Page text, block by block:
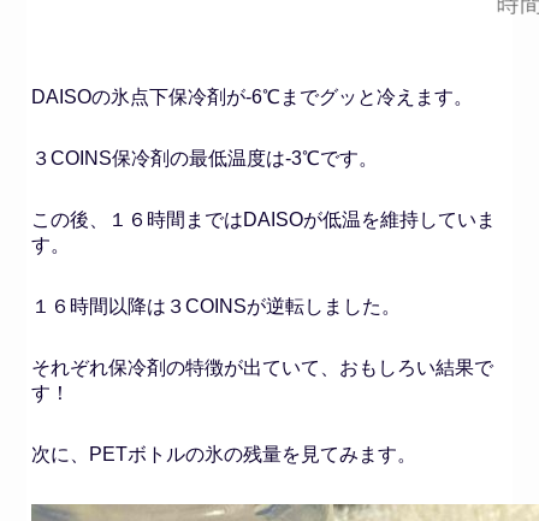
DAISOの氷点下保冷剤が-6℃までグッと冷えます。
３COINS保冷剤の最低温度は-3℃です。
この後、１６時間まではDAISOが低温を維持していま
す。
１６時間以降は３COINSが逆転しました。
それぞれ保冷剤の特徴が出ていて、おもしろい結果で
す！
次に、PETボトルの氷の残量を見てみます。